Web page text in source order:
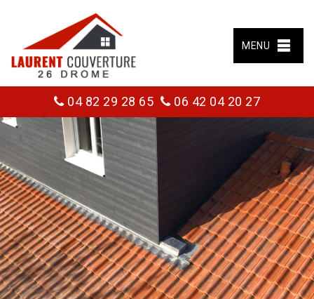
MENU
04 82 29 28 65 06 42 04 20 27